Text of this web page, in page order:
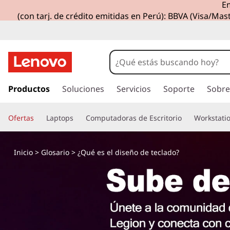
u
é
e
(con tarj. de crédito emitidas en Perú): BBVA (Visa/
r
c
o
Productos Soluciones Servicios Soporte
Ofertas Laptops Computadoras de Escritorio
Inicio> Glosario> ¿Qué es el diseño de teclado?